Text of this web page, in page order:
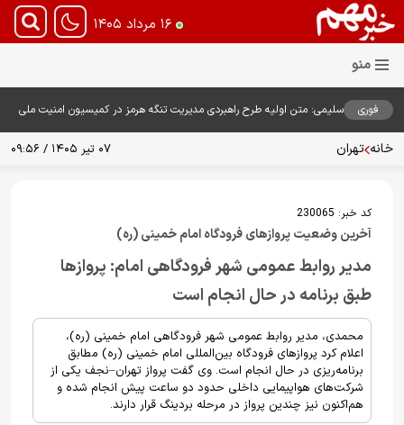
۱۶ مرداد ۱۴۰۵
فوری
سلیمی: متن اولیه طرح راهبردی مدیریت تنگه هرمز در کمیسیون امنیت ملی
خانه تهران ۰۷ تیر ۱۴۰۵ / ۰۹:۵۶
کد خبر: 230065
آخرین وضعیت پروازهای فرودگاه امام خمینی (ره)
مدیر روابط عمومی شهر فرودگاهی امام: پروازها
طبق برنامه در حال انجام است
محمدی، مدیر روابط عمومی شهر فرودگاهی امام خمینی (ره)،
اعلام کرد پروازهای فرودگاه بین‌المللی امام خمینی (ره) مطابق
برنامه‌ریزی در حال انجام است. وی گفت پرواز تهران–نجف یکی از
شرکت‌های هواپیمایی داخلی حدود دو ساعت پیش انجام شده و
هم‌اکنون نیز چندین پرواز در مرحله بردینگ قرار دارند.